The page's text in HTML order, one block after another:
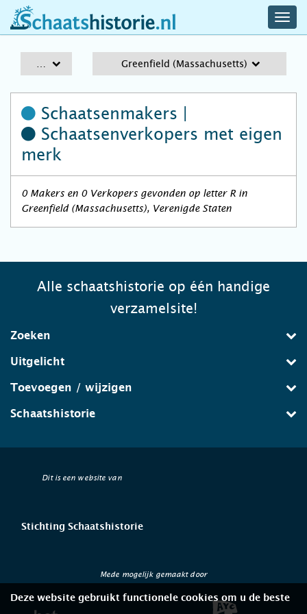
schaatshistorie.nl
Greenfield (Massachusetts)
Schaatsenmakers |
Schaatsenverkopers met eigen
merk
0 Makers en 0 Verkopers gevonden op letter R in
Greenfield (Massachusetts), Verenigde Staten
Alle schaatshistorie op één handige
verzamelsite!
Zoeken
Uitgelicht
Toevoegen / wijzigen
Schaatshistorie
Dit is een website van
Stichting Schaatshistorie
Mede mogelijk gemaakt door
Deze website gebruikt functionele cookies om u de beste